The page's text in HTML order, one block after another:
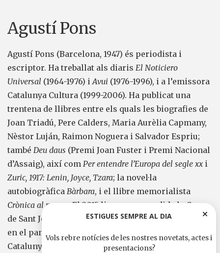
Agustí Pons
Agustí Pons (Barcelona, 1947) és periodista i
escriptor. Ha treballat als diaris El Noticiero
Universal (1964-1976) iAvui (1976-1996), i a l’emissora
Catalunya Cultura (1999-2006). Ha publicat una
trentena de llibres entre els quals les biografies de
Joan Triadú, Pere Calders, Maria Aurèlia Capmany,
Nèstor Luján, Raimon Noguera i Salvador Espriu;
també Deu daus (Premi Joan Fuster i Premi Nacional
d’Assaig), així com Per entendre l’Europa del segle xx i
Zuric, 1917: Lenin, Joyce, Tzara; la novel·la
autobiogràfica Bàrbara, i el llibre memorialista
Crònica al marge. El 2015 li va ser concedida la Creu
de Sant Jordi «per la seva significativa presència
en el panorama periodístic del darrer mig segle a
Catalunya».
ESTIGUES SEMPRE AL DIA
Vols rebre notícies de les nostres novetats, actes i
presentacions?